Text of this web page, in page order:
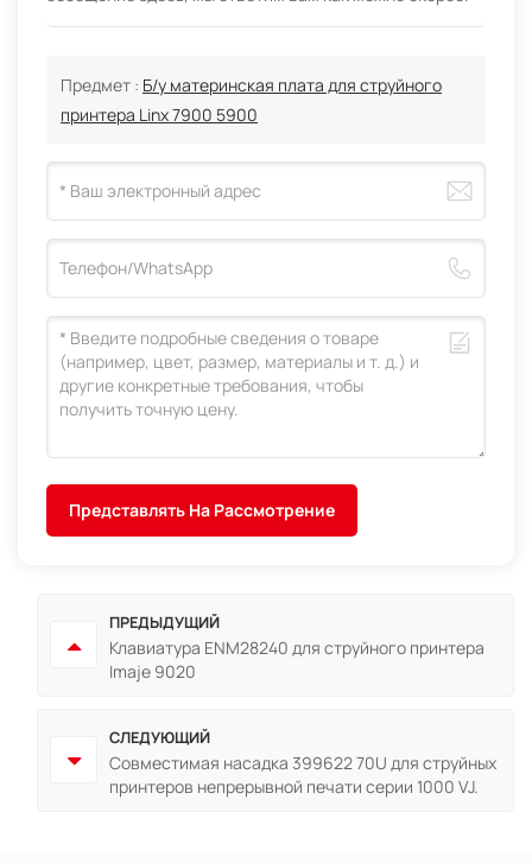
Предмет : Б/у материнская плата для струйного
принтера Linx 7900 5900
Представлять На Рассмотрение
ПРЕДЫДУЩИЙ
Клавиатура ENM28240 для струйного принтера
Imaje 9020
СЛЕДУЮЩИЙ
Совместимая насадка 399622 70U для струйных
принтеров непрерывной печати серии 1000 VJ.